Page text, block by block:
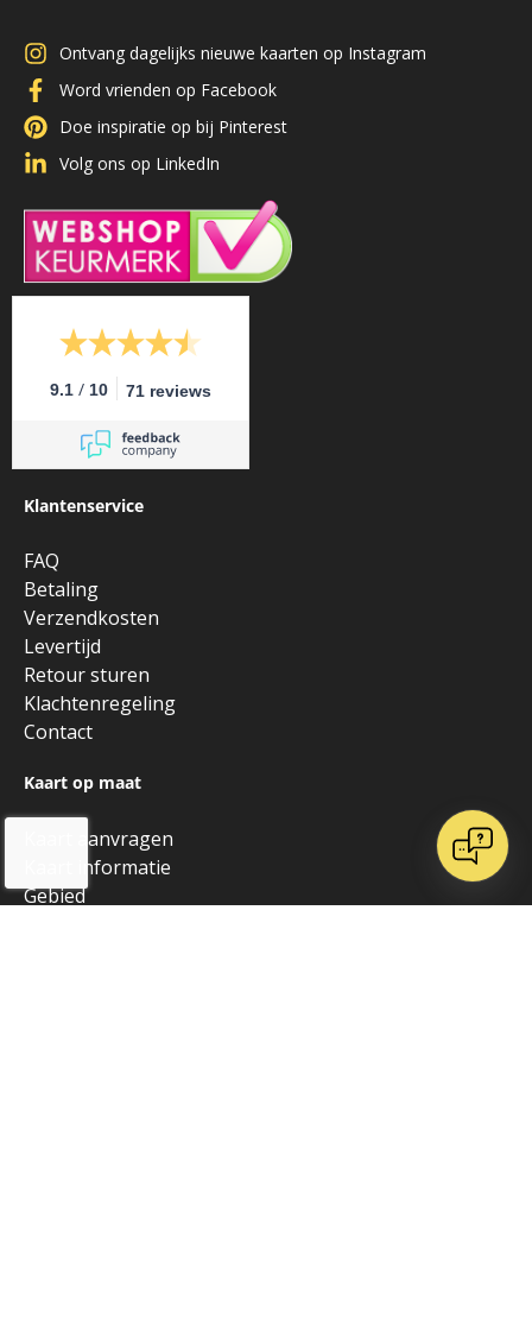
Ontvang dagelijks nieuwe kaarten op Instagram
Word vrienden op Facebook
Doe inspiratie op bij Pinterest
Volg ons op LinkedIn
9.1 / 10 71 reviews
Klantenservice
FAQ
Betaling
Verzendkosten
Levertijd
Retour sturen
Klachtenregeling
Contact
Kaart op maat
Kaart aanvragen
Kaart informatie
Gebied